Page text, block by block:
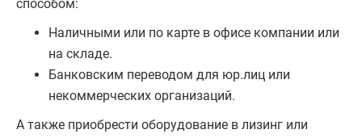
способом:
Наличными или по карте в офисе компании или
на складе.
Банковским переводом для юр.лиц или
некоммерческих организаций.
А также приобрести оборудование в лизинг или